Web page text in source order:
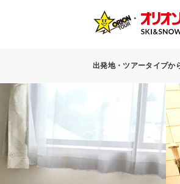
出発地・ツアータイプか